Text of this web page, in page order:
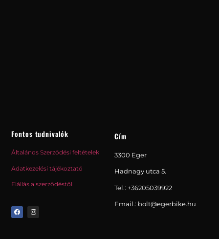
Fontos tudnivalók
Általános Szerződési feltételek
Adatkezelési tájékoztató
Elállás a szerződéstől
Cím
3300 Eger
Hadnagy utca 5.
Tel.: +36205039922
Email.: bolt@egerbike.hu